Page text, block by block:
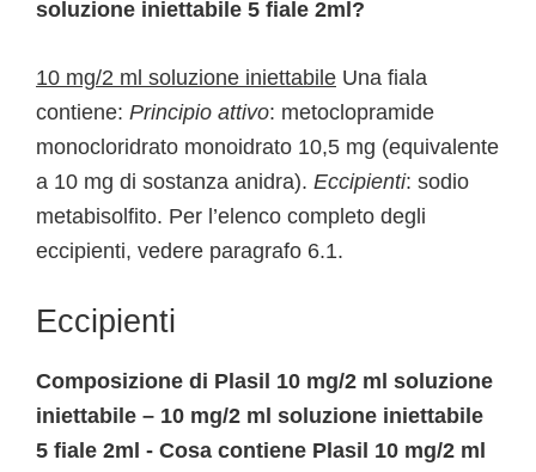
soluzione iniettabile 5 fiale 2ml?
10 mg/2 ml soluzione iniettabile Una fiala
contiene: Principio attivo: metoclopramide
monocloridrato monoidrato 10,5 mg (equivalente
a 10 mg di sostanza anidra). Eccipienti: sodio
metabisolfito. Per l’elenco completo degli
eccipienti, vedere paragrafo 6.1.
Eccipienti
Composizione di Plasil 10 mg/2 ml soluzione
iniettabile – 10 mg/2 ml soluzione iniettabile
5 fiale 2ml - Cosa contiene Plasil 10 mg/2 ml